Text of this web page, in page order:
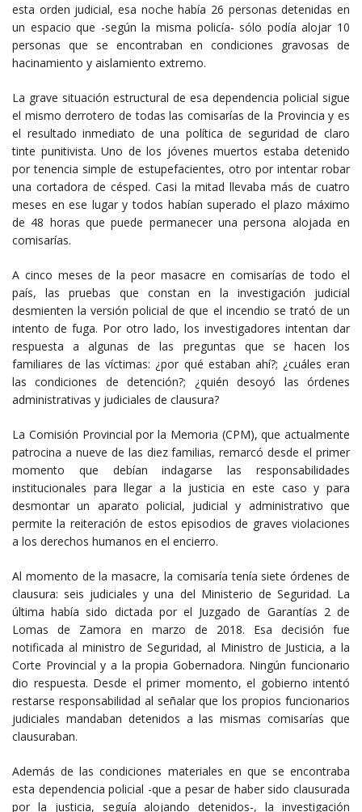
esta orden judicial, esa noche había 26 personas detenidas en
un espacio que -según la misma policía- sólo podía alojar 10
personas que se encontraban en condiciones gravosas de
hacinamiento y aislamiento extremo.
La grave situación estructural de esa dependencia policial sigue
el mismo derrotero de todas las comisarías de la Provincia y es
el resultado inmediato de una política de seguridad de claro
tinte punitivista. Uno de los jóvenes muertos estaba detenido
por tenencia simple de estupefacientes, otro por intentar robar
una cortadora de césped. Casi la mitad llevaba más de cuatro
meses en ese lugar y todos habían superado el plazo máximo
de 48 horas que puede permanecer una persona alojada en
comisarías.
A cinco meses de la peor masacre en comisarías de todo el
país, las pruebas que constan en la investigación judicial
desmienten la versión policial de que el incendio se trató de un
intento de fuga. Por otro lado, los investigadores intentan dar
respuesta a algunas de las preguntas que se hacen los
familiares de las víctimas: ¿por qué estaban ahí?; ¿cuáles eran
las condiciones de detención?; ¿quién desoyó las órdenes
administrativas y judiciales de clausura?
La Comisión Provincial por la Memoria (CPM), que actualmente
patrocina a nueve de las diez familias, remarcó desde el primer
momento que debían indagarse las responsabilidades
institucionales para llegar a la justicia en este caso y para
desmontar un aparato policial, judicial y administrativo que
permite la reiteración de estos episodios de graves violaciones
a los derechos humanos en el encierro.
Al momento de la masacre, la comisaría tenía siete órdenes de
clausura: seis judiciales y una del Ministerio de Seguridad. La
última había sido dictada por el Juzgado de Garantías 2 de
Lomas de Zamora en marzo de 2018. Esa decisión fue
notificada al ministro de Seguridad, al Ministro de Justicia, a la
Corte Provincial y a la propia Gobernadora. Ningún funcionario
dio respuesta. Desde el primer momento, el gobierno intentó
restarse responsabilidad al señalar que los propios funcionarios
judiciales mandaban detenidos a las mismas comisarías que
clausuraban.
Además de las condiciones materiales en que se encontraba
esta dependencia policial -que a pesar de haber sido clausurada
por la justicia, seguía alojando detenidos-, la investigación